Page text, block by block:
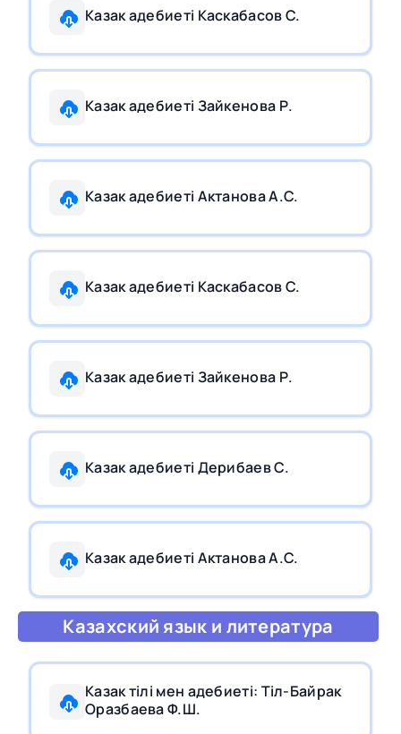
Казак адебиетi Каскабасов С.
Казак адебиетi Зайкенова Р.
Казак адебиетi Актанова А.С.
Казак адебиетi Каскабасов С.
Казак адебиетi Зайкенова Р.
Казак адебиетi Дерибаев С.
Казак адебиетi Актанова А.С.
Казахский язык и литература
Казак тiлi мен адебиетi: Тiл-Байрак
Оразбаева Ф.Ш.